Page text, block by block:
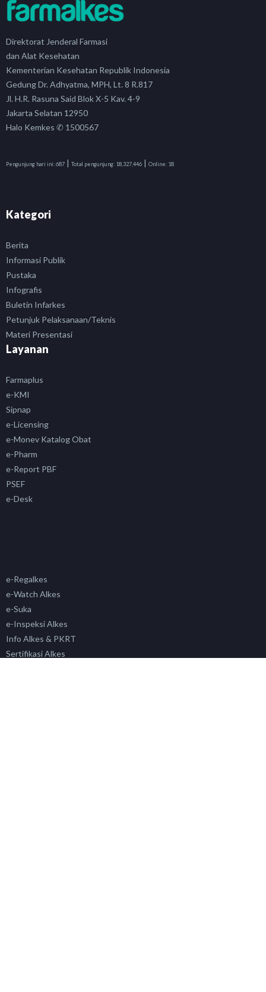
Direktorat Jenderal Farmasi
dan Alat Kesehatan
Kementerian Kesehatan Republik Indonesia
Gedung Dr. Adhyatma, MPH, Lt. 8 R.817
Jl. H.R. Rasuna Said Blok X-5 Kav. 4-9
Jakarta Selatan 12950
Halo Kemkes ✆ 1500567
Pengunjung hari ini:687 | Total pengunjung: 18,327,446 | Online: 18
Kategori
Berita
Informasi Publik
Pustaka
Infografis
Buletin Infarkes
Petunjuk Pelaksanaan/Teknis
Materi Presentasi
Layanan
Farmaplus
e-KMI
Sipnap
e-Licensing
e-Monev Katalog Obat
e-Pharm
e-Report PBF
PSEF
e-Desk
e-Regalkes
e-Watch Alkes
e-Suka
e-Inspeksi Alkes
Info Alkes & PKRT
Sertifikasi Alkes